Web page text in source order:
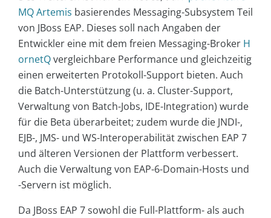
MQ Artemis basierendes Messaging-Subsystem Teil
von JBoss EAP. Dieses soll nach Angaben der
Entwickler eine mit dem freien Messaging-Broker H
ornetQvergleichbare Performance und gleichzeitig
einen erweiterten Protokoll-Support bieten. Auch
die Batch-Unterstützung (u. a. Cluster-Support,
Verwaltung von Batch-Jobs, IDE-Integration) wurde
für die Beta überarbeitet; zudem wurde die JNDI-,
EJB-, JMS- und WS-Interoperabilität zwischen EAP 7
und älteren Versionen der Plattform verbessert.
Auch die Verwaltung von EAP-6-Domain-Hosts und
-Servern ist möglich.
Da JBoss EAP 7 sowohl die Full-Plattform- als auch